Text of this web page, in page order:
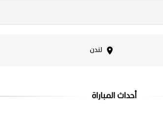
لندن
أحداث المباراة